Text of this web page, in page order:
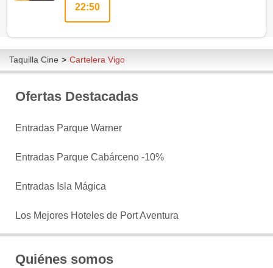
22:50
Taquilla Cine > Cartelera Vigo
Ofertas Destacadas
Entradas Parque Warner
Entradas Parque Cabárceno -10%
Entradas Isla Mágica
Los Mejores Hoteles de Port Aventura
Quiénes somos